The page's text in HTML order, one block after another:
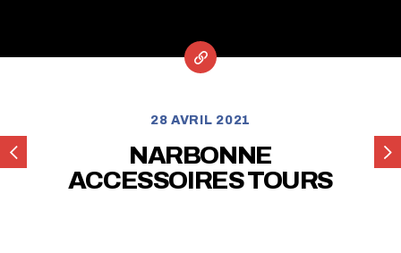
ESPACE
ET
28 AVRIL 2021
NARBONNE
ACCESSOIRES TOURS